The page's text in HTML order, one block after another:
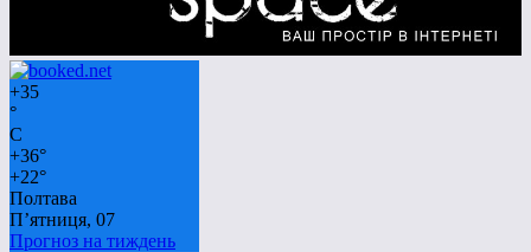
+35
°
C
+36°
+22°
Полтава
П’ятниця, 07
Прогноз на тиждень